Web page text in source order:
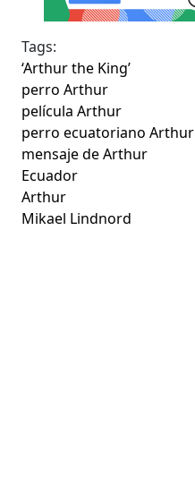
Tags:
‘Arthur the King’
perro Arthur
película Arthur
perro ecuatoriano Arthur
mensaje de Arthur
Ecuador
Arthur
Mikael Lindnord